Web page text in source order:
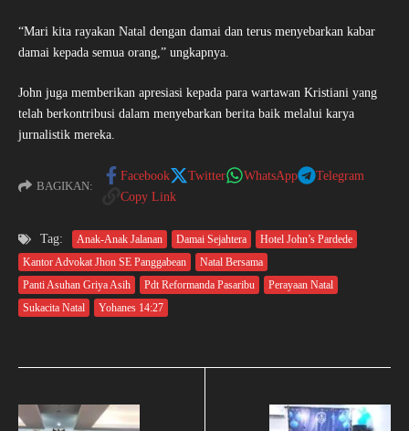
“Mari kita rayakan Natal dengan damai dan terus menyebarkan kabar
damai kepada semua orang,” ungkapnya.
John juga memberikan apresiasi kepada para wartawan Kristiani yang
telah berkontribusi dalam menyebarkan berita baik melalui karya
jurnalistik mereka.
BAGIKAN:
Facebook Twitter WhatsApp
Telegram
Copy Link
Tag: Anak-Anak Jalanan Damai Sejahtera
Hotel John’s Pardede
Kantor Advokat Jhon SE Panggabean
Natal Bersama
Panti Asuhan Griya Asih
Pdt Reformanda Pasaribu
Perayaan Natal
Sukacita Natal
Yohanes 14:27